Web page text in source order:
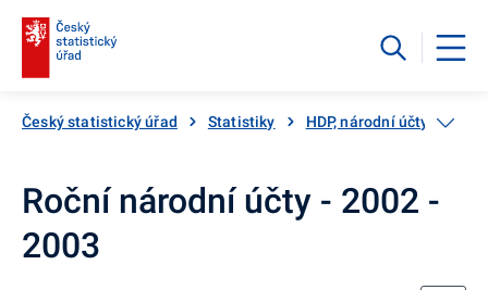
Český statistický úřad Statistiky HDP, národní účty
Roční národní účty - 2002 -
2003